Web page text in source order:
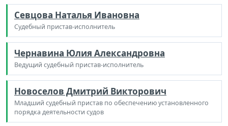
Севцова Наталья Ивановна
Судебный пристав-исполнитель
Чернавина Юлия Александровна
Ведущий судебный пристав-исполнитель
Новоселов Дмитрий Викторович
Младший судебный пристав по обеспечению установленного
порядка деятельности судов